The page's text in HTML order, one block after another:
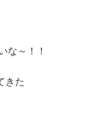
な～！！
きた